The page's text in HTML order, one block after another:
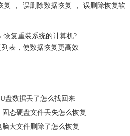
接下来将重点介绍如何简单恢复工程类
小编将这个文件夹删除，且从回收站清
情境。
复 ， 误删除数据恢复 ，
误删除恢复软
恢复重装系统的计算机?
列表，使数据恢复更高效
盘数据丢了怎么找回来
态硬盘文件丢失怎么恢复
大文件删除了怎么恢复